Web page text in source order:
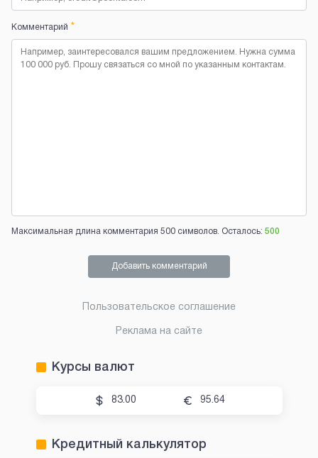
Комментарий *
Максимальная длина комментария 500 символов. Осталось: 500
Добавить комментарий
Пользовательское соглашение
Реклама на сайте
Курсы валют
83.00 95.64
Кредитный калькулятор